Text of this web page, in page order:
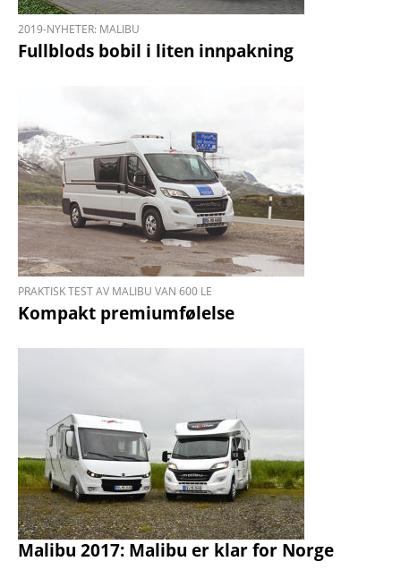
2019-NYHETER: MALIBU
Fullblods bobil i liten innpakning
PRAKTISK TEST AV MALIBU VAN 600 LE
Kompakt premiumfølelse
Malibu 2017: Malibu er klar for Norge